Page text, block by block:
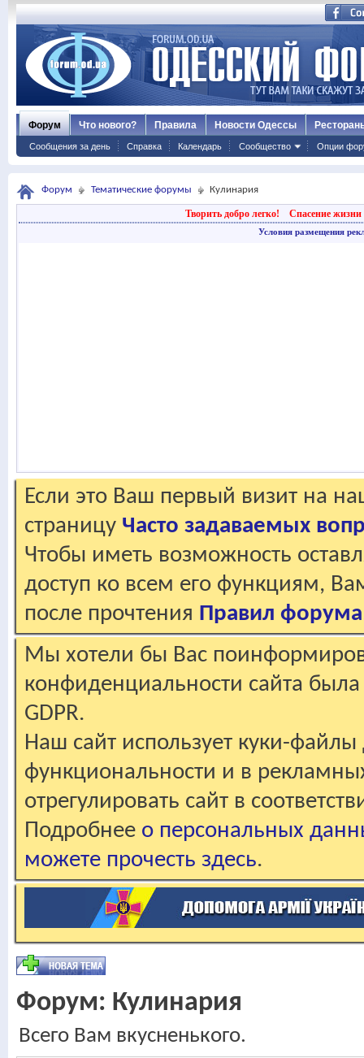
Форум
Сообщения за день Справка Календарь Сообщество Опции
Что нового? Правила Новости Одессы
Форум Тематические форумы Кулинария
Творить добро легко! Спасение жизни
Условия размещения
Если это Ваш первый визит на
страницу Часто задаваемых
Чтобы иметь возможность
доступ ко всем его функциям,
после прочтения Правил форума
Мы хотели бы Вас
конфиденциальности сайта
GDPR.
Наш сайт использует куки-файлы
функциональности и в
отрегулировать сайт в
Подробнее о персональных
можете прочесть здесь.
Форум: Кулинария
Всего Вам вкусненького.